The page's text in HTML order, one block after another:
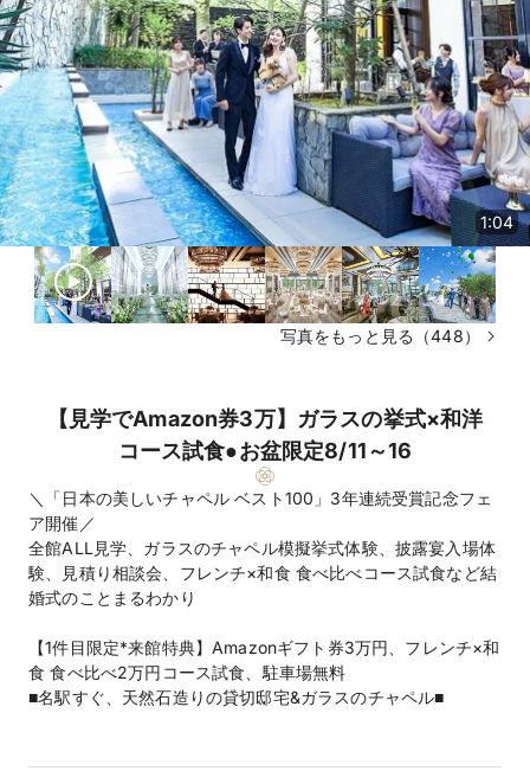
1:04
写真をもっと見る（448）
【見学でAmazon券3万】ガラスの挙式×和洋
コース試食●お盆限定8/11～16
＼「日本の美しいチャペル ベスト100」3年連続受賞記念フェ
ア開催／
全館ALL見学、ガラスのチャペル模擬挙式体験、披露宴入場体
験、見積り相談会、フレンチ×和食 食べ比べコース試食など結
婚式のことまるわかり
【1件目限定*来館特典】Amazonギフト券3万円、フレンチ×和
食 食べ比べ2万円コース試食、駐車場無料
■名駅すぐ、天然石造りの貸切邸宅&ガラスのチャペル■